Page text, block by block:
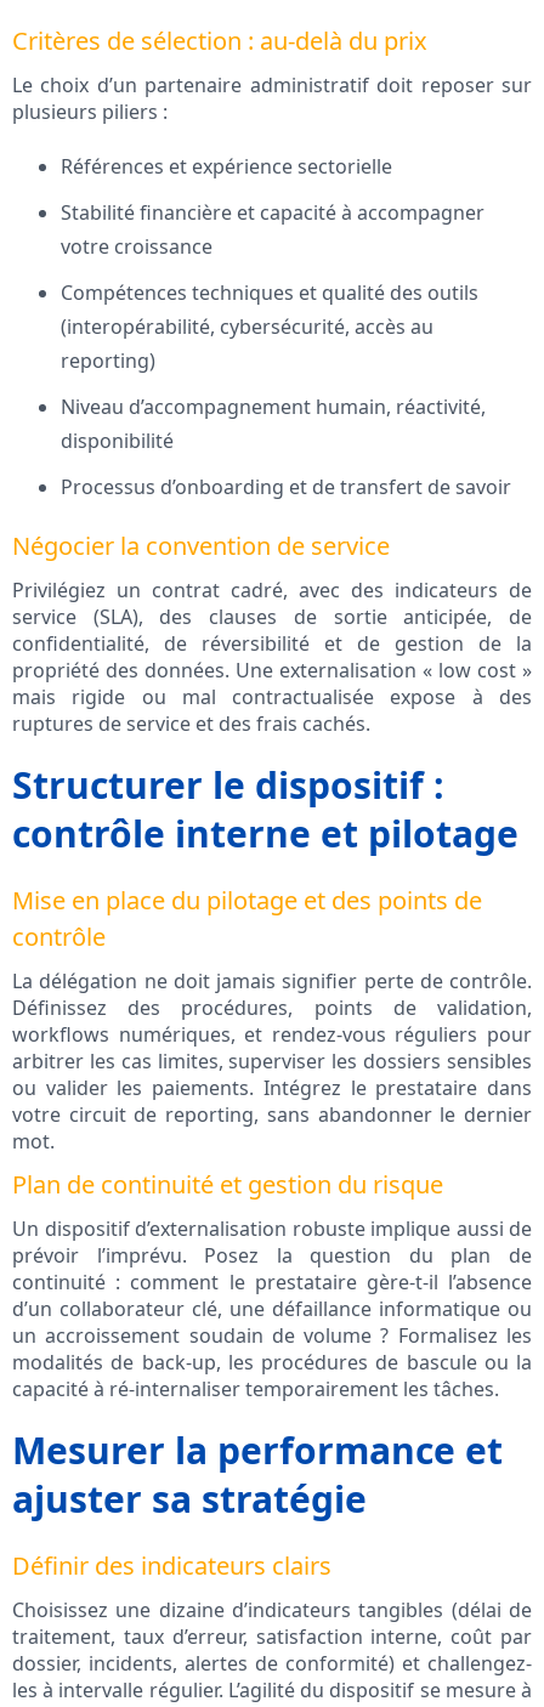
Critères de sélection : au-delà du prix
Le choix d’un partenaire administratif doit reposer sur
plusieurs piliers :
Références et expérience sectorielle
Stabilité financière et capacité à accompagner
votre croissance
Compétences techniques et qualité des outils
(interopérabilité, cybersécurité, accès au
reporting)
Niveau d’accompagnement humain, réactivité,
disponibilité
Processus d’onboarding et de transfert de savoir
Négocier la convention de service
Privilégiez un contrat cadré, avec des indicateurs de
service (SLA), des clauses de sortie anticipée, de
confidentialité, de réversibilité et de gestion de la
propriété des données. Une externalisation « low cost »
mais rigide ou mal contractualisée expose à des
ruptures de service et des frais cachés.
Structurer le dispositif :
contrôle interne et pilotage
Mise en place du pilotage et des points de
contrôle
La délégation ne doit jamais signifier perte de contrôle.
Définissez des procédures, points de validation,
workflows numériques, et rendez-vous réguliers pour
arbitrer les cas limites, superviser les dossiers sensibles
ou valider les paiements. Intégrez le prestataire dans
votre circuit de reporting, sans abandonner le dernier
mot.
Plan de continuité et gestion du risque
Un dispositif d’externalisation robuste implique aussi de
prévoir l’imprévu. Posez la question du plan de
continuité : comment le prestataire gère-t-il l’absence
d’un collaborateur clé, une défaillance informatique ou
un accroissement soudain de volume ? Formalisez les
modalités de back-up, les procédures de bascule ou la
capacité à ré-internaliser temporairement les tâches.
Mesurer la performance et
ajuster sa stratégie
Définir des indicateurs clairs
Choisissez une dizaine d’indicateurs tangibles (délai de
traitement, taux d’erreur, satisfaction interne, coût par
dossier, incidents, alertes de conformité) et challengez-
les à intervalle régulier. L’agilité du dispositif se mesure à